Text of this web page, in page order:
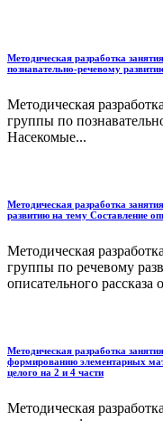
Методическая разработка
познавательно-речевому
Методическая
группы по
Насекомые...
Методическая разработка
развитию на тему Составление
Методическая
группы по речевому
описательного
Методическая разработка
формированию элементарных
целого на 2 и 4 части
Методическая